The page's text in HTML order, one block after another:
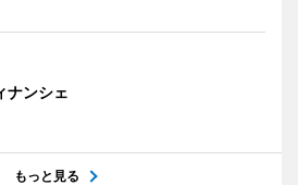
ナンシェ
もっと見る